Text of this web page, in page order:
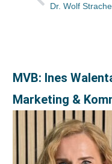
Dr. Wolf Strache
MVB: Ines
Marketing &